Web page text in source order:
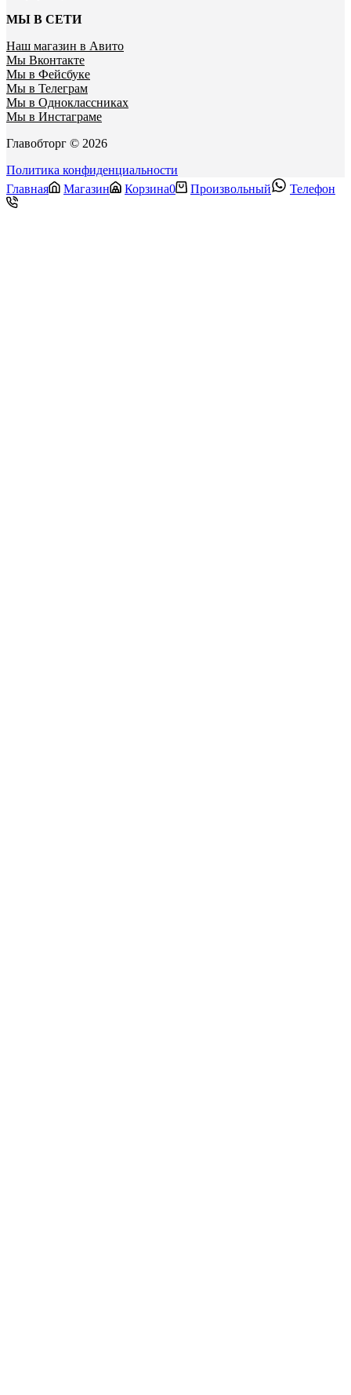
МЫ В СЕТИ
Наш магазин в Авито
Мы Вконтакте
Мы в Фейсбуке
Мы в Телеграм
Мы в Одноклассниках
Мы в Инстаграме
Главобторг © 2026
Политика конфиденциальности
Главная
Магазин Корзина0 Произвольный Телефон